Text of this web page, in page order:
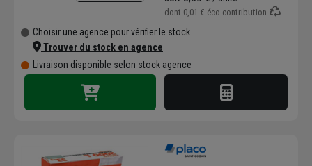
dont 0,01 € éco-contribution
Choisir une agence pour vérifier le stock
Trouver du stock en agence
Livraison disponible selon stock agence